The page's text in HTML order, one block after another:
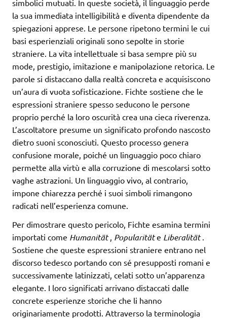
simbolici mutuati. In queste società, il linguaggio perde
la sua immediata intelligibilità e diventa dipendente da
spiegazioni apprese. Le persone ripetono termini le cui
basi esperienziali originali sono sepolte in storie
straniere. La vita intellettuale si basa sempre più su
mode, prestigio, imitazione e manipolazione retorica. Le
parole si distaccano dalla realtà concreta e acquisiscono
un’aura di vuota sofisticazione. Fichte sostiene che le
espressioni straniere spesso seducono le persone
proprio perché la loro oscurità crea una cieca riverenza.
L’ascoltatore presume un significato profondo nascosto
dietro suoni sconosciuti. Questo processo genera
confusione morale, poiché un linguaggio poco chiaro
permette alla virtù e alla corruzione di mescolarsi sotto
vaghe astrazioni. Un linguaggio vivo, al contrario,
impone chiarezza perché i suoi simboli rimangono
radicati nell’esperienza comune.
Per dimostrare questo pericolo, Fichte esamina termini
importati come Humanität, Popularitäte Liberalität.
Sostiene che queste espressioni straniere entrano nel
discorso tedesco portando con sé presupposti romani e
successivamente latinizzati, celati sotto un’apparenza
elegante. I loro significati arrivano distaccati dalle
concrete esperienze storiche che li hanno
originariamente prodotti. Attraverso la terminologia